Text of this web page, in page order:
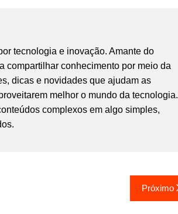
tecnologia e inovação. Amante do
compartilhar conhecimento por meio da
dicas e novidades que ajudam as
melhor o mundo da tecnologia.
complexos em algo simples,
Próximo